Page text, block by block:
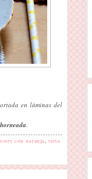
en láminas del
.
con naranja ,tarta